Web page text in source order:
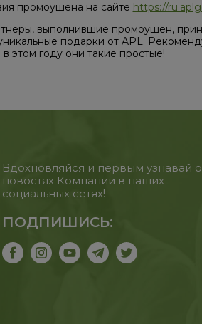
промоушена на сайте https://
выполнившие промоушен,
подарки от APL.
этом году они такие простые!
Вдохновляйся и первым узнавай о
новостях Компании в наших
социальных сетях!
ПОДПИШИСЬ: